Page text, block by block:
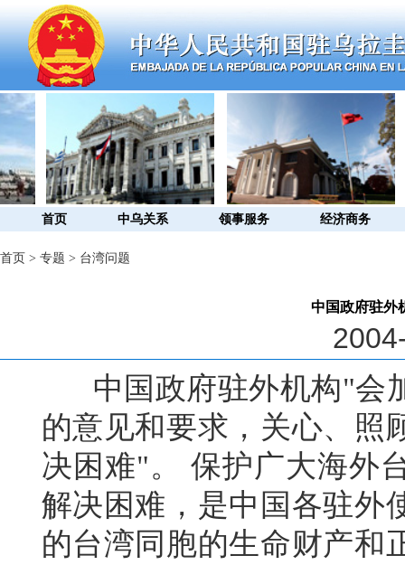
首页 中乌关系 领事服务 经济商务
首页 > 专题 > 台湾问题
中国政府驻外
中国政府驻外机构"会
的意见和要求，关心、照
决困难"。 保护广大海外
解决困难，是中国各驻外
的台湾同胞的生命财产和